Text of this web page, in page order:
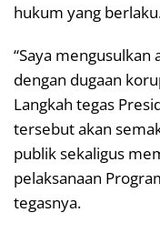
hukum yang
“Saya
dengan dugaan
Langkah tegas
tersebut akan
publik sekaligus
pelaksanaan
tegasnya.